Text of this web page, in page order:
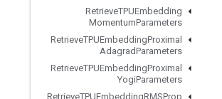
RetrieveTPUEmbedding
MomentumParameters
RetrieveTPUEmbeddingProximal
AdagradParameters
RetrieveTPUEmbeddingProximal
YogiParameters
RetrieveTPUEmbeddingRMSProp
לא להתנתק
פורום
GitHub